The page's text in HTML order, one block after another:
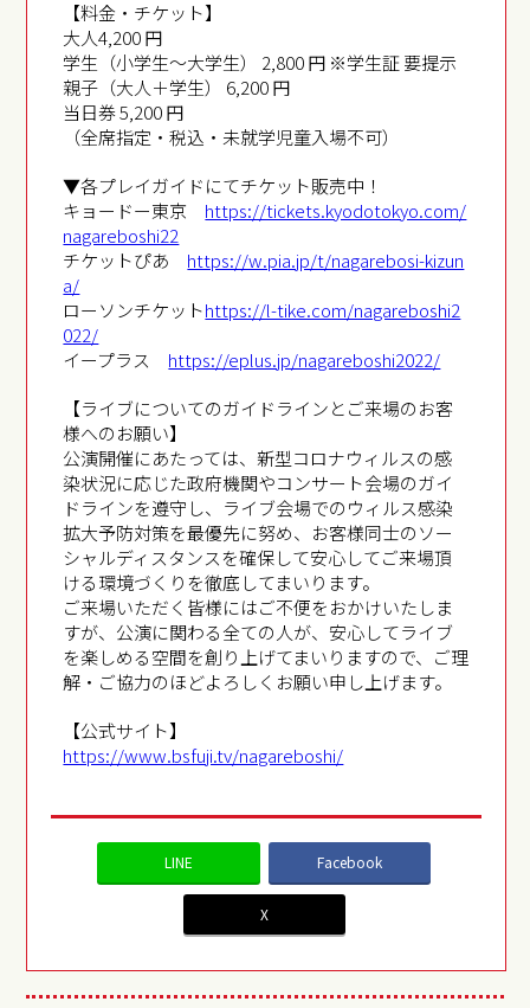
【料金・チケット】
大人4,200 円
学生（小学生～大学生） 2,800 円 ※学生証 要提示
親子（大人＋学生） 6,200 円
当日券 5,200 円
（全席指定・税込・未就学児童入場不可）
▼各プレイガイドにてチケット販売中！
キョードー東京 https://tickets.kyodotokyo.com/
nagareboshi22
チケットぴあ https://w.pia.jp/t/nagarebosi-kizun
a/
ローソンチケットhttps://l-tike.com/nagareboshi2
022/
イープラス https://eplus.jp/nagareboshi2022/
【ライブについてのガイドラインとご来場のお客
様へのお願い】
公演開催にあたっては、新型コロナウィルスの感
染状況に応じた政府機関やコンサート会場のガイ
ドラインを遵守し、ライブ会場でのウィルス感染
拡大予防対策を最優先に努め、お客様同士のソー
シャルディスタンスを確保して安心してご来場頂
ける環境づくりを徹底してまいります。
ご来場いただく皆様にはご不便をおかけいたしま
すが、公演に関わる全ての人が、安心してライブ
を楽しめる空間を創り上げてまいりますので、ご理
解・ご協力のほどよろしくお願い申し上げます。
【公式サイト】
https://www.bsfuji.tv/nagareboshi/
LINE Facebook
X